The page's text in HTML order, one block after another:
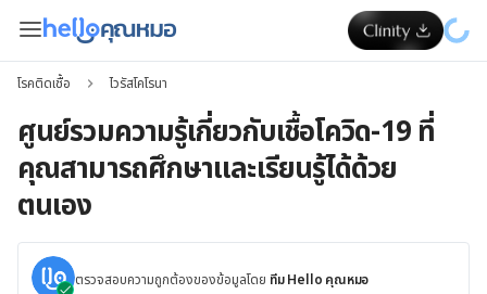
โรคติดเชื้อ ไวรัสโคโรนา
ศูนย์รวมความรู้เกี่ยวกับเชื้อโควิด-19 ที่
คุณสามารถศึกษาและเรียนรู้ได้ด้วย
ตนเอง
ตรวจสอบความถูกต้องของข้อมูลโดย ทีม Hello คุณหมอ